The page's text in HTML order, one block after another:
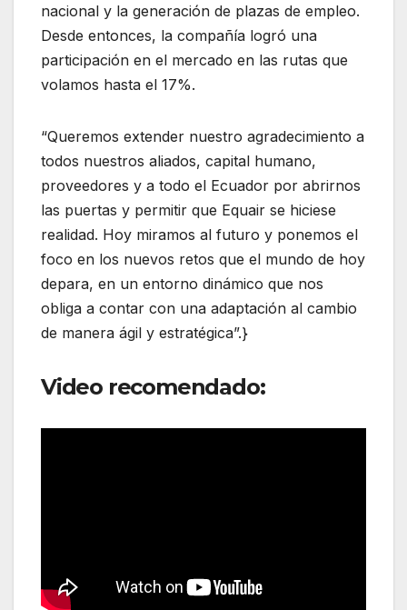
nacional y la generación de plazas de empleo.
Desde entonces, la compañía logró una
participación en el mercado en las rutas que
volamos hasta el 17%.
“Queremos extender nuestro agradecimiento a
todos nuestros aliados, capital humano,
proveedores y a todo el Ecuador por abrirnos
las puertas y permitir que Equair se hiciese
realidad. Hoy miramos al futuro y ponemos el
foco en los nuevos retos que el mundo de hoy
depara, en un entorno dinámico que nos
obliga a contar con una adaptación al cambio
de manera ágil y estratégica”.}
Video recomendado: